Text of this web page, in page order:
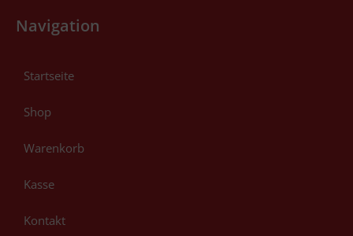
Navigation
Startseite
Shop
Warenkorb
Kasse
Kontakt